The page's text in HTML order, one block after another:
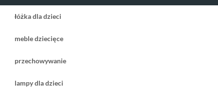
łóżka dla dzieci
meble dziecięce
przechowywanie
lampy dla dzieci